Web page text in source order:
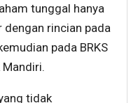
tunggal hanya
dengan rincian pada
pada BRKS
tidak